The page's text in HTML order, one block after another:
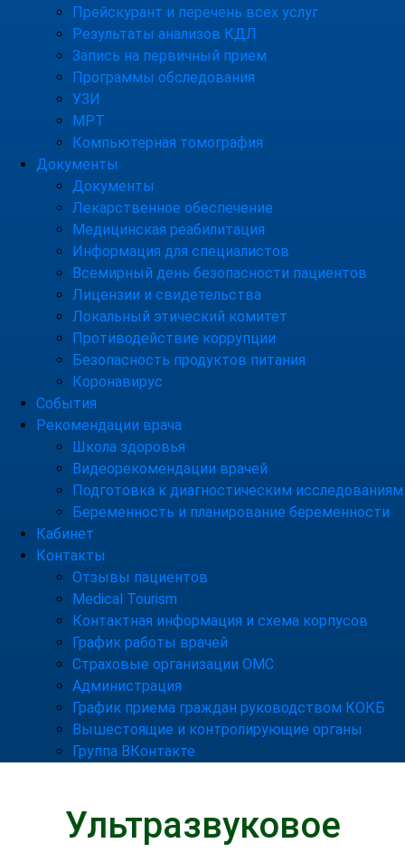
Прейскурант и перечень всех услуг
Результаты анализов КДЛ
Запись на первичный прием
Программы обследования
УЗИ
МРТ
Компьютерная томография
Документы
Документы
Лекарственное обеспечение
Медицинская реабилитация
Информация для специалистов
Всемирный день безопасности пациентов
Лицензии и свидетельства
Локальный этический комитет
Противодействие коррупции
Безопасность продуктов питания
Коронавирус
События
Рекомендации врача
Школа здоровья
Видеорекомендации врачей
Подготовка к диагностическим исследованиям
Беременность и планирование беременности
Кабинет
Контакты
Отзывы пациентов
Medical Tourism
Контактная информация и схема корпусов
График работы врачей
Страховые организации ОМС
Администрация
График приема граждан руководством КОКБ
Вышестоящие и контролирующие органы
Группа ВКонтакте
Ультразвуковое